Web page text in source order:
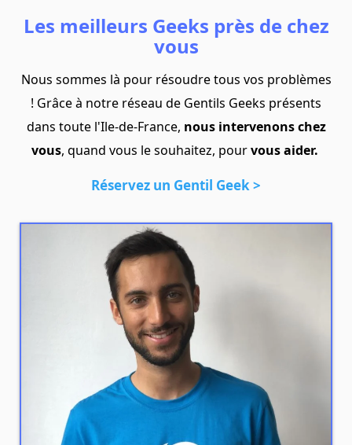
Les meilleurs Geeks près de chez
vous
Nous sommes là pour résoudre tous vos problèmes
! Grâce à notre réseau de Gentils Geeks présents
dans toute l'Ile-de-France, nous intervenons chez
vous, quand vous le souhaitez, pourvous aider.
Réservez un Gentil Geek >